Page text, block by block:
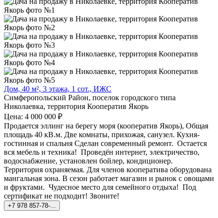
Дом, 40 м², 3 этажа, 1 сот., ИЖС
Симферопольский Район, поселок городского типа
Николаевка, территория Кооператив Якорь
Цена: 4 000 000 ₽
Продается эллинг на берегу моря (кооператив Якорь), Общая
площадь 40 кВ.м. Две комнаты, прихожая, санузел. Кухня-
гостинная и спальня Сделан современный ремонт. Остается
вся мебель и техника! Проведён интернет, электричество,
водоснабжение, установлен бойлер, кондиционер.
Территория охраняемая. Для членов кооператива оборудована
мангальная зона. В сезон работает магазин и рынок с овощами
и фруктами. Чудесное место для семейного отдыха! Под
сертификат не подходит! Звоните!
+7 978 857-78-...